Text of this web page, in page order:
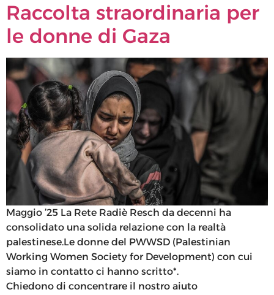
Raccolta straordinaria per
le donne di Gaza
Maggio ’25 La Rete Radiè Resch da decenni ha
consolidato una solida relazione con la realtà
palestinese.Le donne del PWWSD (Palestinian
Working Women Society for Development) con cui
siamo in contatto ci hanno scritto*.
Chiedono di concentrare il nostro aiuto